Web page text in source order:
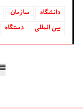
دانشگاه‌ سازمان
بین المللی
دستگاه